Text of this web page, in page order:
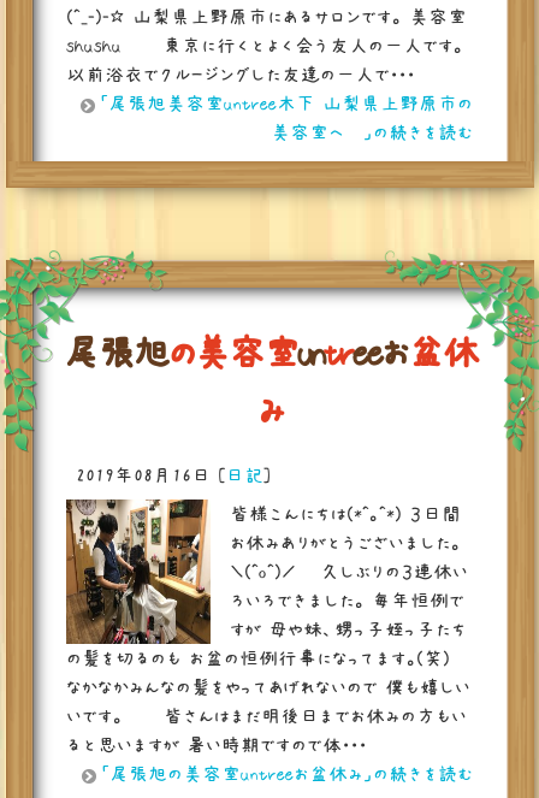
(^_-)-☆ 山梨県上野原市にあるサロンです。 美容室
shushu 東京に行くとよく会う友人の一人です。
以前浴衣でクルージングした友達の一人で・・・
「尾張旭美容室untree木下 山梨県上野原市の
美容室へ✂」の続きを読む
尾張旭の美容室untreeお盆休
み
2019年08月16日 [日記]
皆様こんにちは(*^。^*) ３日間
お休みありがとうございました。
＼(^o^)／ 久しぶりの３連休い
ろいろできました。 毎年恒例で
すが 母や妹、甥っ子姪っ子たち
の髪を切るのも お盆の恒例行事になってます。(笑)
なかなかみんなの髪をやってあげれないので 僕も嬉しい
いです。 皆さんはまだ明後日までお休みの方もい
ると思いますが 暑い時期ですので体・・・
「尾張旭の美容室untreeお盆休み」の続きを読む